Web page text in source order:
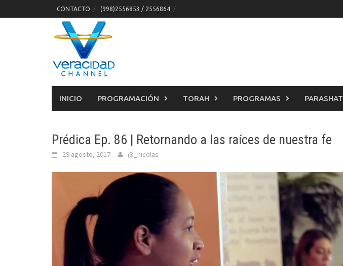
to
CONTACTO (998)2556853 / 2556864
INICIO PROGRAMACIÓN TORAH PROGRAMAS PARASHAT
Prédica Ep. 86 | Retornando a las raíces de nuestra fe
29 agosto, 2017 @_nicolas